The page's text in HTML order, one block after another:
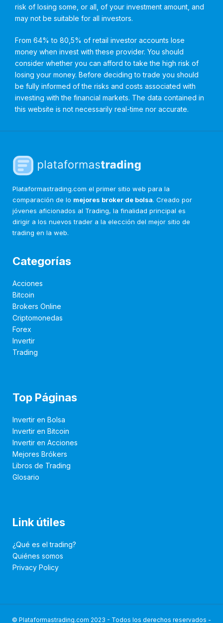
risk of losing some, or all, of your investment amount, and
may not be suitable for all investors.
From 64% to 80,5% of retail investor accounts lose
money when invest with these provider. You should
consider whether you can afford to take the high risk of
losing your money. Before deciding to trade you should
be fully informed of the risks and costs associated with
investing with the financial markets. The data contained in
this website is not necessarily real-time nor accurate.
Plataformastrading.com el primer sitio web para la
comparación de lo mejores broker de bolsa. Creado por
jóvenes aficionados al Trading, la finalidad principal es
dirigir a los nuevos trader a la elección del mejor sitio de
trading en la web.
Categorías
Acciones
Bitcoin
Brokers Online
Criptomonedas
Forex
Invertir
Trading
Top Páginas
Invertir en Bolsa
Invertir en Bitcoin
Invertir en Acciones
Mejores Brókers
Libros de Trading
Glosario
Link útiles
¿Qué es el trading?
Quiénes somos
Privacy Policy
© Plataformastrading.com 2023 - Todos los derechos reservados -